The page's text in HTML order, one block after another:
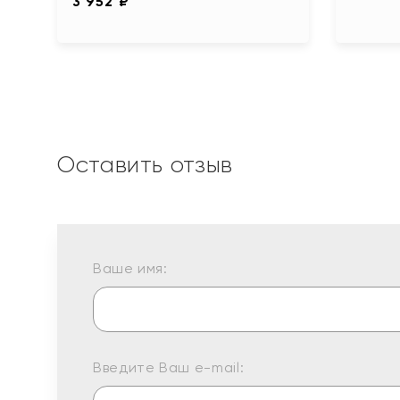
Оставить отзыв
Ваше имя:
Введите Ваш e-mail: